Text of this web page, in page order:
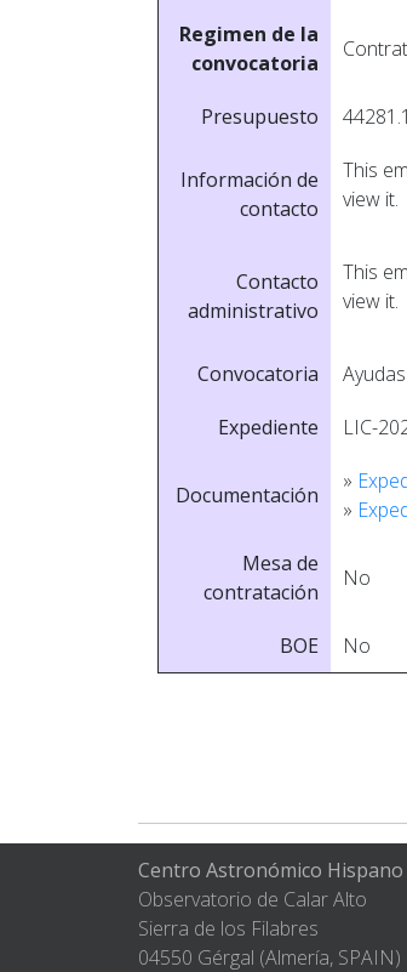
Regimen de la
convocatoria
Presupuesto
Información de
contacto
This
view it.
Contacto
administrativo
This
view it.
Convocatoria
Expediente
LIC-
Documentación
»
»
Mesa de
contratación
No
BOE No
Centro Astronómico Hispano
Observatorio de Calar Alto
Sierra de los Filabres
04550 Gérgal (Almería, SPAIN)